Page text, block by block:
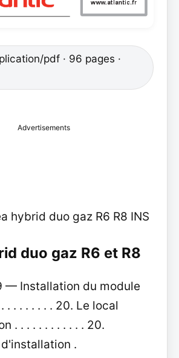
pdf · 96 pages ·
Advertisements
hybrid duo gaz R6 R8 INS
duo gaz R6 et R8
Installation du module
. . . . . . . . 20. Le local
. . . . . . . . . . . . 20.
.